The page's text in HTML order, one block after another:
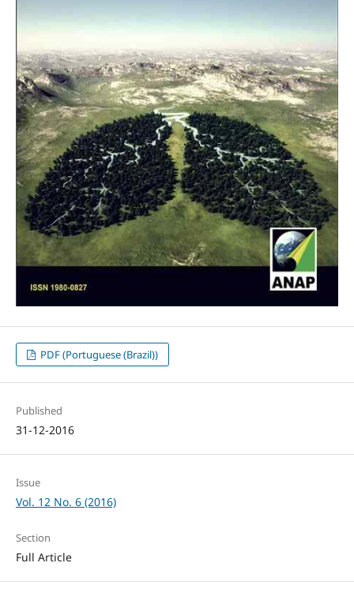
PDF (Portuguese (Brazil))
Published
31-12-2016
Issue
Vol. 12 No. 6 (2016)
Section
Full Article